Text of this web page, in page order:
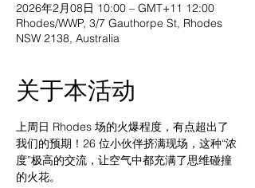
2026年2月08日 10:00 – GMT+11 12:00
Rhodes/WWP, 3/7 Gauthorpe St, Rhodes
NSW 2138, Australia
关于本活动
上周日 Rhodes 场的火爆程度，有点超出了
我们的预期！26 位小伙伴挤满现场，这种“浓
度”极高的交流，让空气中都充满了思维碰撞
的火花。